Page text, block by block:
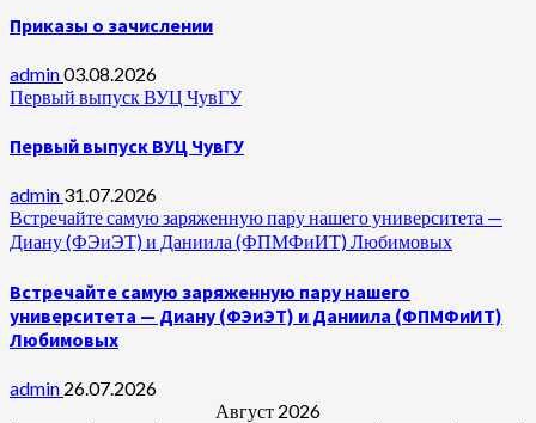
Приказы о зачислении
admin03.08.2026
Первый выпуск ВУЦ ЧувГУ
Первый выпуск ВУЦ ЧувГУ
admin 31.07.2026
Встречайте самую заряженную пару нашего университета —
Диану (ФЭиЭТ) и Даниила (ФПМФиИТ) Любимовых
Встречайте самую заряженную пару нашего
университета — Диану (ФЭиЭТ) и Даниила (ФПМФиИТ)
Любимовых
admin 26.07.2026
Август 2026